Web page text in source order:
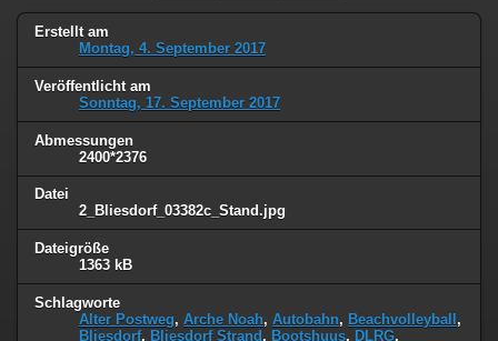
Erstellt am
Montag, 4. September 2017
Veröffentlicht am
Sonntag, 17. September 2017
Abmessungen
2400*2376
Datei
2_Bliesdorf_03382c_Stand.jpg
Dateigröße
1363 kB
Schlagworte
Alter Postweg, Arche Noah, Autobahn, Beachvolleyball ,
Bliesdorf, Bliesdorf Strand , Bootshuus, DLRG,